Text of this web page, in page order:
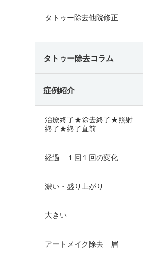
タトゥー除去他院修正
タトゥー除去コラム
症例紹介
治療終了★除去終了★照射
終了★終了直前
経過 １回１回の変化
濃い・盛り上がり
大きい
アートメイク除去 眉